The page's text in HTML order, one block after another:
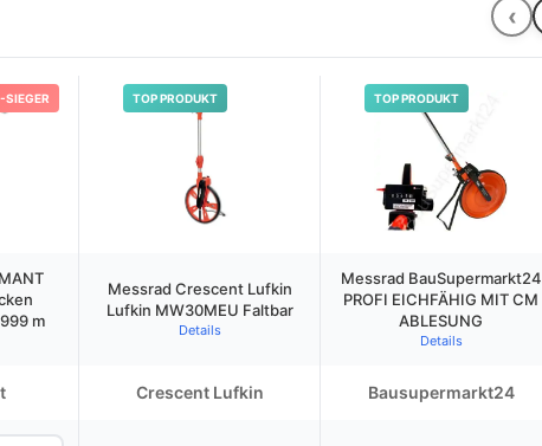
‹
SIEGER TOP PRODUKT TOP PRODUKT
m
Messrad Crescent Lufkin
Lufkin MW30MEU Faltbar
Details
Messrad BauSupermarkt24
PROFI EICHFÄHIG MIT CM
ABLESUNG
Details
Crescent Lufkin Bausupermarkt24